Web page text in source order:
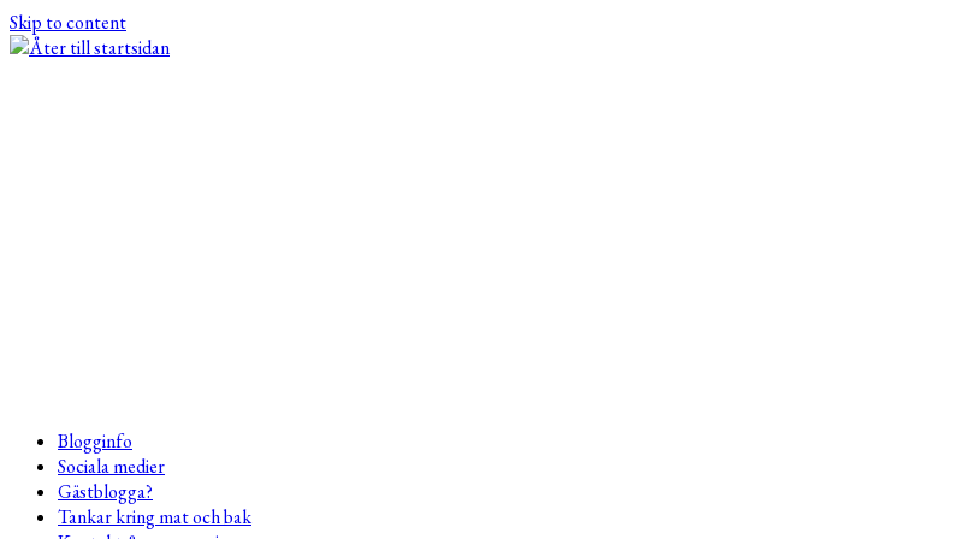
Skip to content
Blogginfo
Sociala medier
Gästblogga?
Tankar kring mat och bak